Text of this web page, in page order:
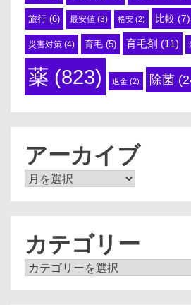
旅行 (6) 最安値 (3) 格安 (2) 比較 (7)
災害対策 (4) 育毛 (5) 育毛剤 (11)
薬 (823) 返金 (2) 除菌
アーカイブ
ア
カテゴリー
カ